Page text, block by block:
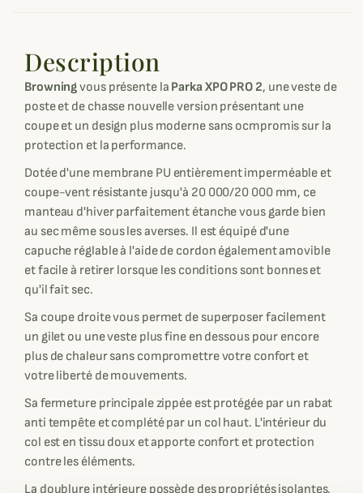
Description
Browningvous présente la Parka XPO PRO 2, une veste de
poste et de chasse nouvelle version présentant une
coupe et un design plus moderne sans ocmpromis sur la
protection et la performance.
Dotée d'une membrane PU entièrement imperméable et
coupe-vent résistante jusqu'à 20 000/20 000 mm, ce
manteau d'hiver parfaitement étanche vous garde bien
au sec même sous les averses. Il est équipé d'une
capuche réglable à l'aide de cordon également amovible
et facile à retirer lorsque les conditions sont bonnes et
qu'il fait sec.
Sa coupe droite vous permet de superposer facilement
un gilet ou une veste plus fine en dessous pour encore
plus de chaleur sans compromettre votre confort et
votre liberté de mouvements.
Sa fermeture principale zippée est protégée par un rabat
anti tempête et complété par un col haut. L'intérieur du
col est en tissu doux et apporte confort et protection
contre les éléments.
La doublure intérieure possède des propriétés isolantes,